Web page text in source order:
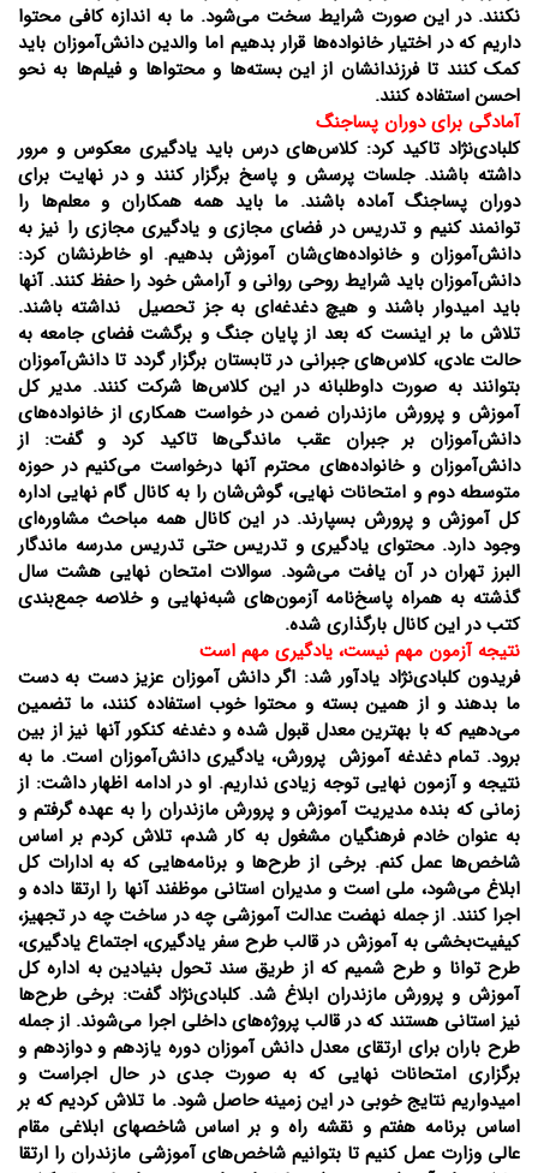
نکنند. در این صورت شرایط سخت می‌شود. ما به اندازه کافی محتوا
داریم که در اختیار خانواده‌ها قرار بدهیم اما والدین دانش‌آموزان باید
کمک کنند تا فرزندانشان از این بسته‌ها و محتواها و فیلم‌‌ها به نحو
احسن استفاده کنند.
آمادگی برای دوران پساجنگ
کلبادی‌نژاد تاکید کرد: کلاس‌های درس باید یادگیری معکوس و مرور
داشته باشند. جلسات پرسش و پاسخ برگزار کنند و در نهایت برای
دوران پساجنگ آماده باشند. ما باید همه همکاران و معلم‌ها را
توانمند کنیم و تدریس در فضای مجازی و یادگیری مجازی را نیز به
دانش‌آموزان و خانواده‌های‌شان آموزش بدهیم. او خاطرنشان کرد:
دانش‌آموزان باید شرایط روحی روانی و آرامش خود را حفظ کنند. آنها
باید امیدوار باشند و هیچ دغدغه‌ای به جز تحصیل نداشته باشند.
تلاش ما بر اینست که بعد از پایان جنگ و برگشت فضای جامعه به
حالت عادی، کلاس‌های جبرانی در تابستان برگزار گردد تا دانش‌آموزان
بتوانند به صورت داوطلبانه در این کلاس‌ها شرکت کنند. مدیر کل
آموزش و پرورش مازندران ضمن در خواست همکاری از خانواده‌های
دانش‌آموزان بر جبران عقب ماندگی‌ها تاکید کرد و گفت: از
دانش‌آموزان و خانواده‌های محترم آنها درخواست می‌کنیم در حوزه
متوسطه دوم و امتحانات نهایی، گوش‌شان را به کانال گام نهایی اداره
کل آموزش و پرورش بسپارند. در این کانال همه مباحث مشاوره‌ای
وجود دارد. محتوای یادگیری و تدریس حتی تدریس مدرسه ماندگار
البرز تهران در آن یافت می‌شود. سوالات امتحان نهایی هشت سال
گذشته به همراه پاسخ‌نامه آزمون‌های شبه‌نهایی و خلاصه جمع‌بندی
کتب در این کانال بارگذاری شده.
نتیجه آزمون مهم نیست، یادگیری مهم است
فریدون کلبادی‌نژاد یادآور شد: اگر دانش آموزان عزیز دست به دست
ما بدهند و از همین بسته و محتوا خوب استفاده کنند، ما تضمین
می‌دهیم که با بهترین معدل قبول شده و دغدغه کنکور آنها نیز از بین
برود. تمام دغدغه آموزش پرورش، یادگیری دانش‌آموزان است. ما به
نتیجه و آزمون نهایی توجه زیادی نداریم. او در ادامه اظهار داشت: از
زمانی که بنده مدیریت آموزش و پرورش مازندران را به عهده گرفتم و
به عنوان خادم فرهنگیان مشغول به کار شدم، تلاش کردم بر اساس
شاخص‌ها عمل کنم. برخی از طرح‌ها و برنامه‌هایی که به ادارات کل
ابلاغ می‌شود، ملی است و مدیران استانی موظفند آنها را ارتقا داده و
اجرا کنند. از جمله نهضت عدالت آموزشی چه در ساخت چه در تجهیز،
کیفیت‌بخشی به آموزش در قالب طرح سفر یادگیری، اجتماع یادگیری،
طرح توانا و طرح شمیم که از طریق سند تحول بنیادین به اداره کل
آموزش و پرورش مازندران ابلاغ شد. کلبادی‌نژاد گفت: برخی طرح‌ها
نیز استانی هستند که در قالب پروژه‌های داخلی اجرا می‌شوند. از جمله
طرح باران برای ارتقای معدل دانش آموزان دوره یازدهم و دوازدهم و
برگزاری امتحانات نهایی که به صورت جدی در حال اجراست و
امیدواریم نتایج خوبی در این زمینه حاصل شود. ما تلاش کردیم که بر
اساس برنامه هفتم و نقشه راه و بر اساس شاخص‎های ابلاغی مقام
عالی وزارت عمل کنیم تا بتوانیم شاخص‌های آموزشی مازندران را ارتقا